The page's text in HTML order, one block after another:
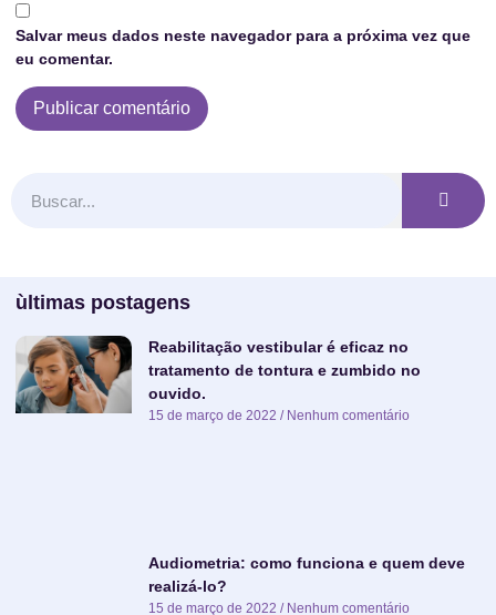
Salvar meus dados neste navegador para a próxima vez que
eu comentar.
ùltimas postagens
Reabilitação vestibular é eficaz no
tratamento de tontura e zumbido no
ouvido.
15 de março de 2022 Nenhum comentário
Audiometria: como funciona e quem deve
realizá-lo?
15 de março de 2022 Nenhum comentário